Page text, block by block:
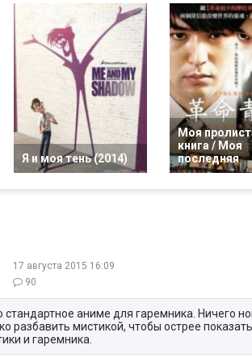
Я и моя тень (2014)
Моя
книга / Моя
последняя
17 августа 2015 16:09
90
стандартное аниме для гаремника. Ничего
разбавить мистикой, чтобы острее
и гаремника.